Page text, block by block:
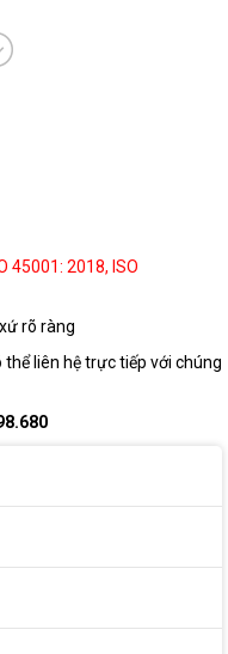
45001: 2018, ISO
rõ ràng
liên hệ trực tiếp với chúng